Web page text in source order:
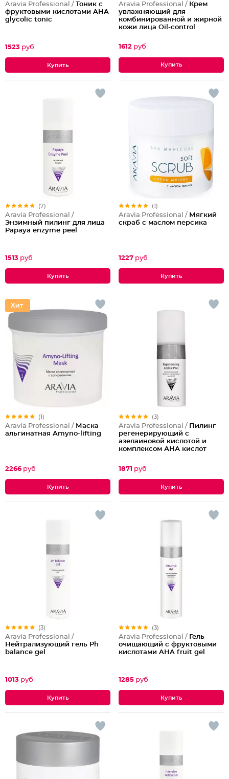
Aravia Professional / Тоник с
фруктовыми кислотами AHA
glycolic tonic
1523 руб
Aravia Professional / Крем
увлажняющий для
комбинированной и жирной
кожи лица Oil-control
1612 руб
(7)
Aravia Professional /
Энзимный пилинг для лица
Papaya enzyme peel
1513 руб
(1)
Aravia Professional / Мягкий
скраб с маслом персика
1227 руб
(1)
Aravia Professional / Маска
альгинатная Amyno-lifting
2266 руб
(3)
Aravia Professional / Пилинг
регенерирующий с
азелаиновой кислотой и
комплексом АНА кислот
1871 руб
(3)
Aravia Professional /
Нейтрализующий гель Ph
balance gel
1013 руб
(3)
Aravia Professional / Гель
очищающий с фруктовыми
кислотами AHA fruit gel
1285 руб